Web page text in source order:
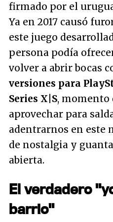
firmado por el
Ya en 2017 causó
este juego
persona podía
volver a abrir bocas
versiones para
Series X|S, momento
aprovechar para
adentrarnos en este
de nostalgia y
abierta.
El verdadero
barrio"